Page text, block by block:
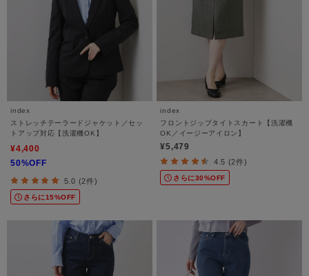
index
ストレッチテーラードジャケット／セッ
トアップ対応【洗濯機OK】
¥4,400
50%OFF
5.0 (2件)
さらに15%OFF
index
フロントジップタイトスカート【洗濯機
OK／イージーアイロン】
¥5,479
4.5 (2件)
さらに30%OFF